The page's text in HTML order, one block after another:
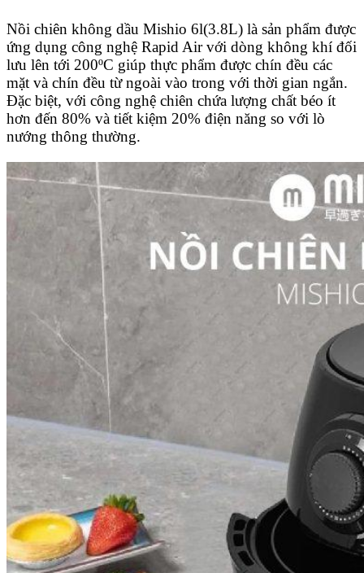
Nồi chiên không dầu Mishio 6l(3.8L) là sản phẩm được
ứng dụng công nghệ Rapid Air với dòng không khí đối
lưu lên tới 200ºC giúp thực phẩm được chín đều các
mặt và chín đều từ ngoài vào trong với thời gian ngắn.
Đặc biệt, với công nghệ chiên chứa lượng chất béo ít
hơn đến 80% và tiết kiệm 20% điện năng so với lò
nướng thông thường.